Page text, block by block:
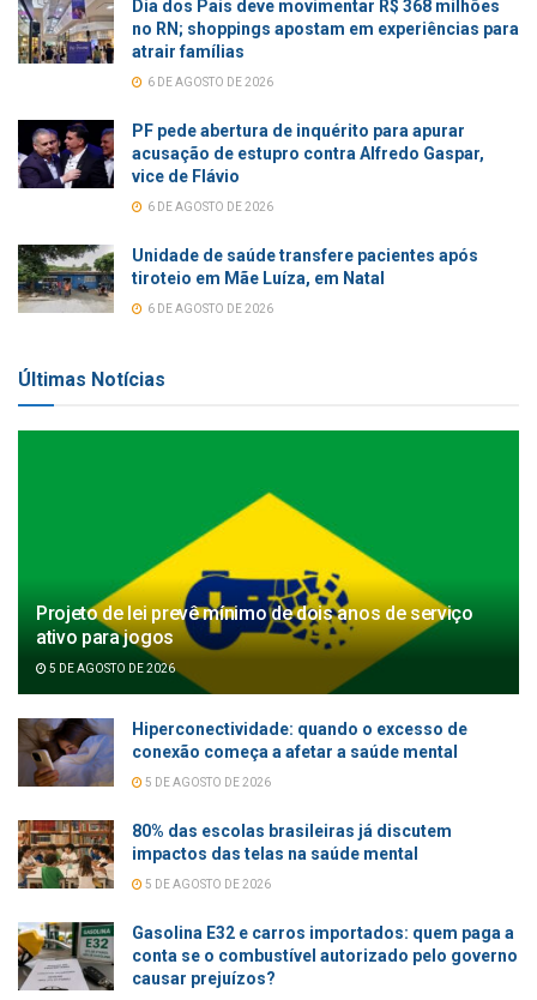
Dia dos Pais deve movimentar R$ 368 milhões
no RN; shoppings apostam em experiências para
atrair famílias
6 DE AGOSTO DE 2026
PF pede abertura de inquérito para apurar
acusação de estupro contra Alfredo Gaspar,
vice de Flávio
6 DE AGOSTO DE 2026
Unidade de saúde transfere pacientes após
tiroteio em Mãe Luíza, em Natal
6 DE AGOSTO DE 2026
Últimas Notícias
Projeto de lei prevê mínimo de dois anos de serviço
ativo para jogos
5 DE AGOSTO DE 2026
Hiperconectividade: quando o excesso de
conexão começa a afetar a saúde mental
5 DE AGOSTO DE 2026
80% das escolas brasileiras já discutem
impactos das telas na saúde mental
5 DE AGOSTO DE 2026
Gasolina E32 e carros importados: quem paga a
conta se o combustível autorizado pelo governo
causar prejuízos?